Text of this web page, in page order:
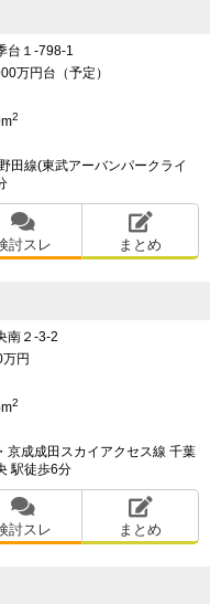
台１-798-1
万円台（予定）
2
田線(東武アーバンパークライ
討スレ まとめ
南２-3-2
円
2
京成成田スカイアクセス線 千葉
駅徒歩6分
討スレ まとめ